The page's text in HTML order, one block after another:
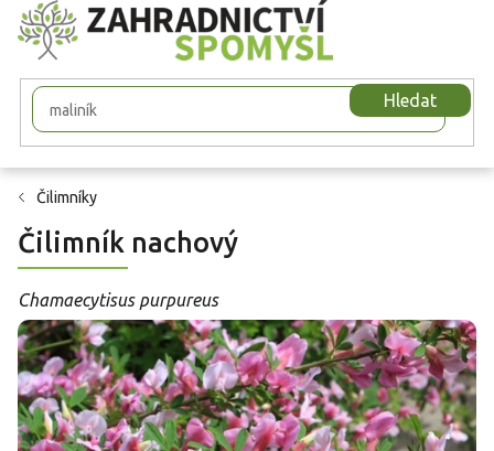
Přejít
na
obsah
Hledat
Čilimníky
Čilimník nachový
Chamaecytisus purpureus